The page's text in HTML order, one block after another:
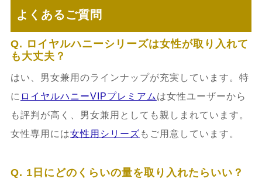
よくあるご質問
Q. ロイヤルハニーシリーズは女性が取り入れて
も大丈夫？
はい、男女兼用のラインナップが充実しています。特
に ロイヤルハニーVIPプレミアム は女性ユーザーから
も評判が高く、男女兼用としても親しまれています。
女性専用には女性用シリーズ もご用意しています。
Q. 1日にどのくらいの量を取り入れたらいい？